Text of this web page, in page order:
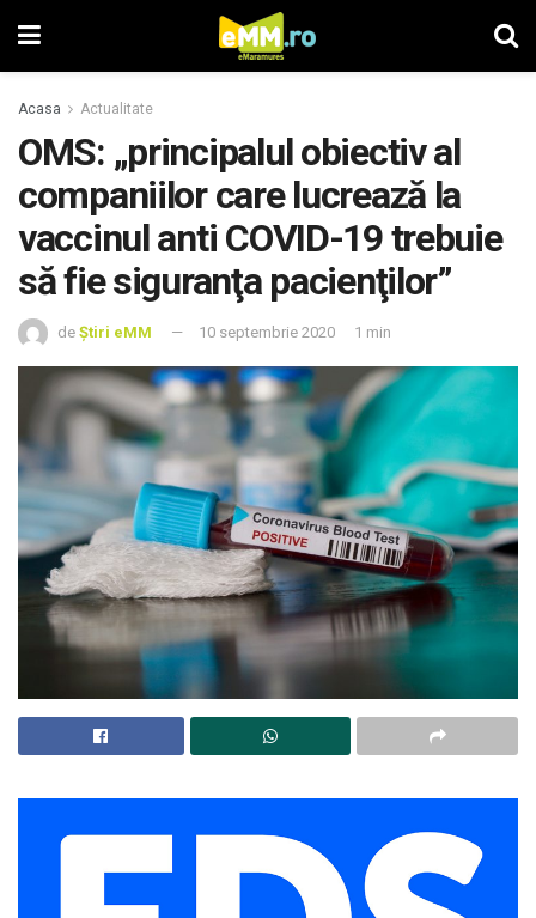
Acasa Actualitate
OMS: „principalul obiectiv al
companiilor care lucrează la
vaccinul anti COVID-19 trebuie
să fie siguranţa pacienţilor”
de Știri eMM 10 septembrie 2020 1 min